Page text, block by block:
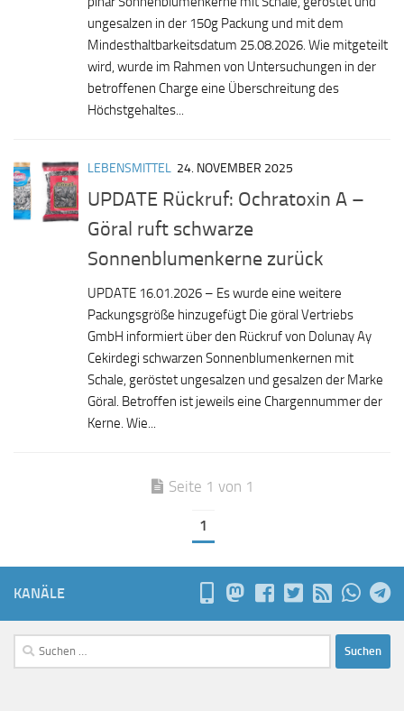
ungesalzen in der 150g Packung und mit dem
Mindesthaltbarkeitsdatum 25.08.2026. Wie mitgeteilt
wird, wurde im Rahmen von Untersuchungen in der
betroffenen Charge eine Überschreitung des
Höchstgehaltes...
LEBENSMITTEL 24. NOVEMBER 2025
UPDATE Rückruf: Ochratoxin A –
Göral ruft schwarze
Sonnenblumenkerne zurück
UPDATE 16.01.2026 – Es wurde eine weitere
Packungsgröße hinzugefügt Die göral Vertriebs
GmbH informiert über den Rückruf von Dolunay Ay
Cekirdegi schwarzen Sonnenblumenkernen mit
Schale, geröstet ungesalzen und gesalzen der Marke
Göral. Betroffen ist jeweils eine Chargennummer der
Kerne. Wie...
Seite 1 von 1
1
KANÄLE
Suchen
nach: